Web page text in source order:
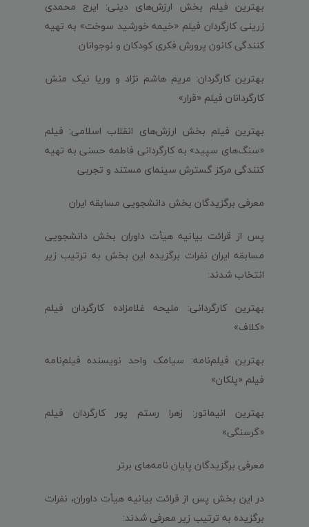
بهترین فیلم بخش ارزش‌های دینی: ایرج محمدی
زرینی کارگردان فیلم «خیمه خورشید سوخت» به تهیه
کنندگی کانون پرورش فکری کودکان و نوجوانان
بهترین کارگردان: مریم هاشم نژاد و وریا نیک منش
کارگردانان فیلم «قرار»
بهترین فیلم بخش ارزش‌های انقلاب اسلامی: فیلم
«سنگ‌های سپید» به کارگردانی فاطمه حسنی به تهیه
کنندگی مرکز گسترش سینمای مستند و تجربی
معرفی برگزیدگان بخش دانشجویی مسابقه ایران
پس از قرائت بیانیه هیأت داوران بخش دانشجویی
مسابقه ایران نفرات برگزیده این بخش به ترتیب زیر
انتخاب شدند:
بهترین کارگردانی: ملیحه غلامزاده کارگردان فیلم
«کلاف»
بهترین فیلم‌نامه: سیامک واحد نویسنده فیلم‌نامه
فیلم «پلکان»
بهترین انیماتور: زهرا رستم پور کارگردان فیلم
«گرسنگی»
معرفی برگزیدگان پایان نامه‌های برتر
در این بخش پس از قرائت بیانیه هیأت داوران، نفرات
برگزیده به ترتیب زیر معرفی شدند: